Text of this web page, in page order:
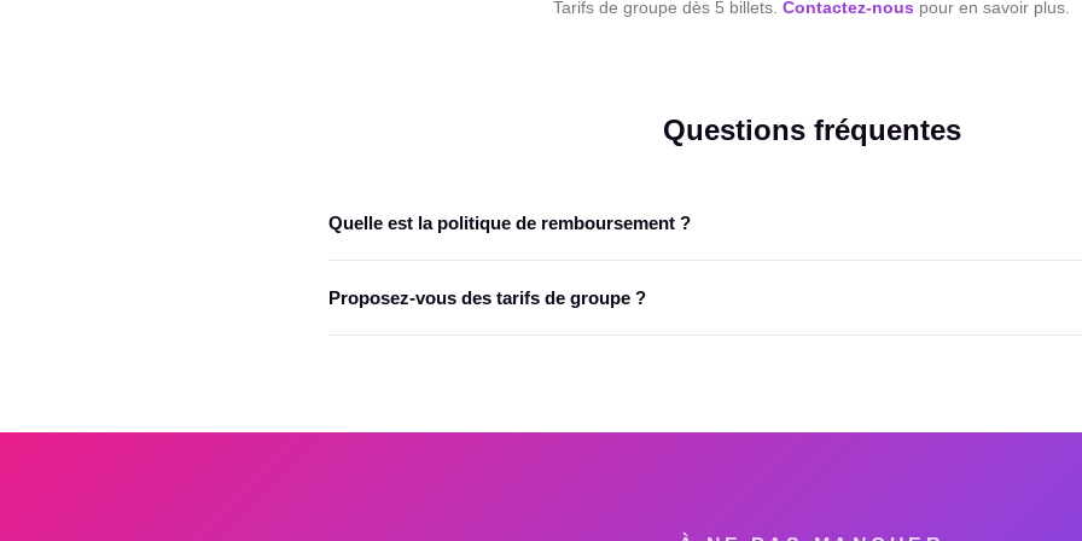
Tarifs de groupe dès 5 billets. Contactez-nous pour en savoir plus.
Questions fréquentes
Quelle est la politique de remboursement ?
Proposez-vous des tarifs de groupe ?